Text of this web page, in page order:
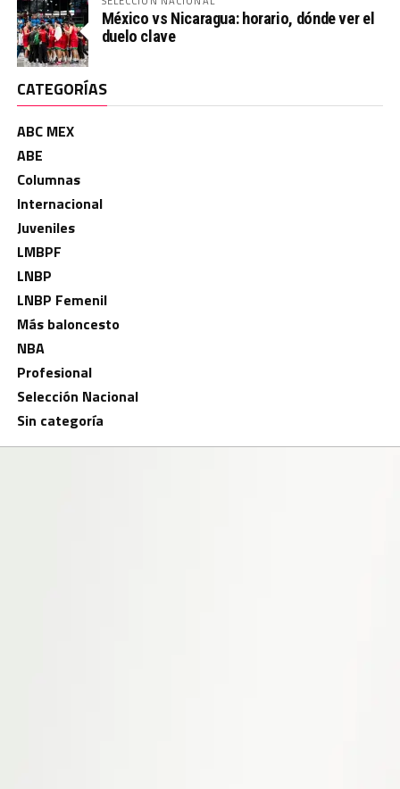
México vs Nicaragua: horario, dónde ver el
duelo clave
CATEGORÍAS
ABC MEX
ABE
Columnas
Internacional
Juveniles
LMBPF
LNBP
LNBP Femenil
Más baloncesto
NBA
Profesional
Selección Nacional
Sin categoría